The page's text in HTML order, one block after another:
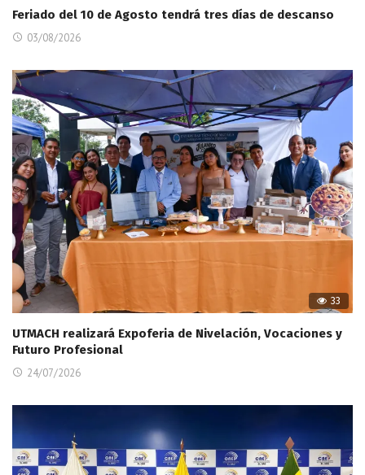
Feriado del 10 de Agosto tendrá tres días de descanso
03/08/2026
33
UTMACH realizará Expoferia de Nivelación, Vocaciones y
Futuro Profesional
24/07/2026